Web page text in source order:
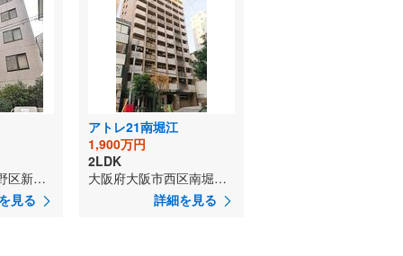
大阪府大阪市生野区新今里6丁目
見る
アトレ21南堀江
1,900万円
2LDK
大阪府大阪市西区南堀江1丁目
詳細を見る